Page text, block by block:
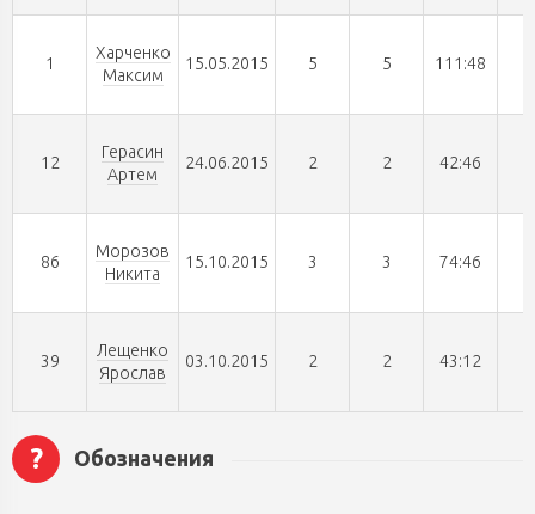
1
Харченко
Максим
15.05.2015 5 5 111:48
12
Герасин
Артем
24.06.2015 2 2 42:46
86
Морозов
Никита
15.10.2015 3 3 74:46
39
Лещенко
Ярослав
03.10.2015 2 2 43:12
? Обозначения